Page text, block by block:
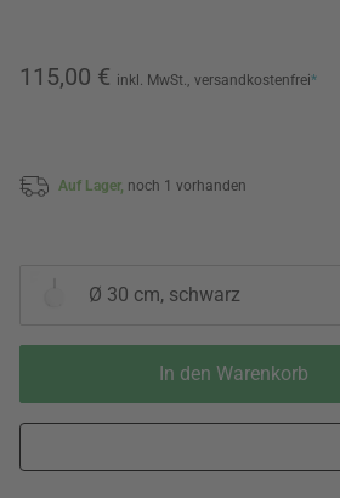
115,00 € inkl. MwSt., versandkostenfrei*
Auf Lager, noch 1 vorhanden
Ø 30 cm, schwarz
In den Warenkorb